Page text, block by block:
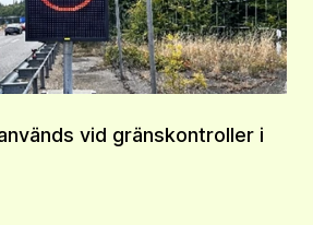
vid gränskontroller i